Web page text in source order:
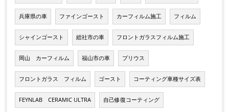
兵庫県の車 ファインゴースト カーフィルム施工 フィルム
シャインゴースト 総社市の車 フロントガラスフィルム施工
岡山 カーフィルム 福山市の車 プリウス
フロントガラス フィルム ゴースト コーティング車種サイズ表
FEYNLAB CERAMIC ULTRA 自己修復コーティング